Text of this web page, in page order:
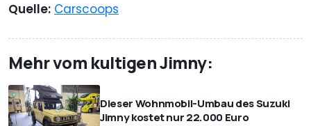
Quelle: Carscoops
Mehr vom kultigen Jimny:
Dieser Wohnmobil-Umbau des Suzuki
Jimny kostet nur 22.000 Euro